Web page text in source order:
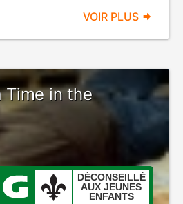
VOIR PLUS
Time in the
DÉCONSEILLÉ
AUX JEUNES
ENFANTS